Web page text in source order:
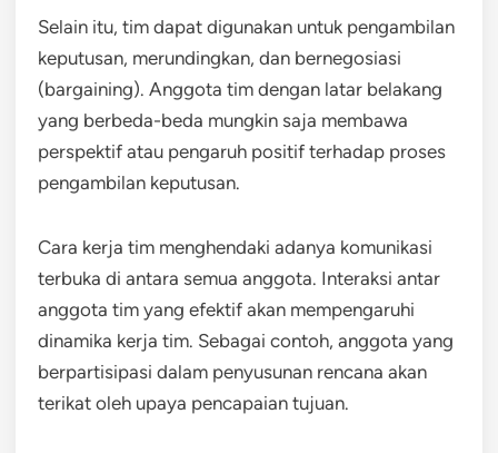
Selain itu, tim dapat digunakan untuk pengambilan
keputusan, merundingkan, dan bernegosiasi
(bargaining). Anggota tim dengan latar belakang
yang berbeda-beda mungkin saja membawa
perspektif atau pengaruh positif terhadap proses
pengambilan keputusan.
Cara kerja tim menghendaki adanya komunikasi
terbuka di antara semua anggota. Interaksi antar
anggota tim yang efektif akan mempengaruhi
dinamika kerja tim. Sebagai contoh, anggota yang
berpartisipasi dalam penyusunan rencana akan
terikat oleh upaya pencapaian tujuan.